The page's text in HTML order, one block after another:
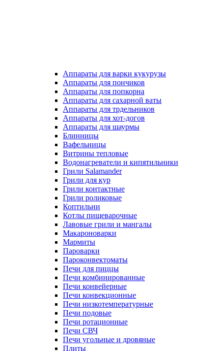
Аппараты для варки кукурузы
Аппараты для пончиков
Аппараты для попкорна
Аппараты для сахарной ваты
Аппараты для трдельников
Аппараты для хот-догов
Аппараты для шаурмы
Блинницы
Вафельницы
Витрины тепловые
Водонагреватели и кипятильники
Грили Salamander
Грили для кур
Грили контактные
Грили роликовые
Коптильни
Котлы пищеварочные
Лавовые грили и мангалы
Макароноварки
Мармиты
Пароварки
Пароконвектоматы
Печи для пиццы
Печи комбинированные
Печи конвейерные
Печи конвекционные
Печи низкотемпературные
Печи подовые
Печи ротационные
Печи СВЧ
Печи угольные и дровяные
Плиты